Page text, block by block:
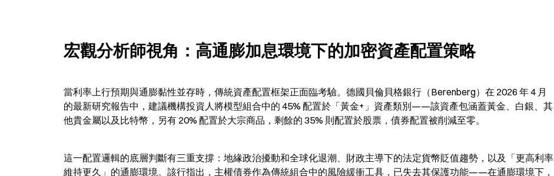
宏觀分析師視角：高通膨加息環境下的加密資產配置策略
當利率上行預期與通膨黏性並存時，傳統資產配置框架正面臨考驗。德國貝倫貝格銀行（Berenberg）在 2026 年 4 月
的最新研究報告中，建議機構投資人將模型組合中的 45% 配置於「黃金+」資產類別——該資產包涵蓋黃金、白銀、其
他貴金屬以及比特幣，另有 20% 配置於大宗商品，剩餘的 35% 則配置於股票，債券配置被削減至零。
這一配置邏輯的底層判斷有三重支撐：地緣政治擾動和全球化退潮、財政主導下的法定貨幣貶值趨勢，以及「更高利率
維持更久」的通膨環境。該行指出，主權債券作為傳統組合中的風險緩衝工具，已失去其保護功能——在通膨環境下，